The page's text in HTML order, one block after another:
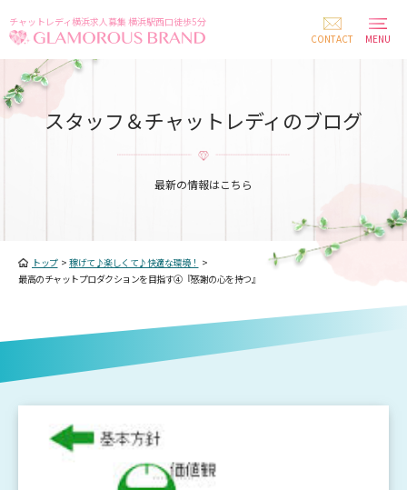
チャットレディ横浜求人募集 横浜駅西口徒歩5分
CONTACT
MENU
スタッフ＆チャットレディのブログ
最新の情報はこちら
トップ> 稼げて♪楽しくて♪快適な環境！ >
最高のチャットプロダクションを目指す④『感謝の心を持つ』